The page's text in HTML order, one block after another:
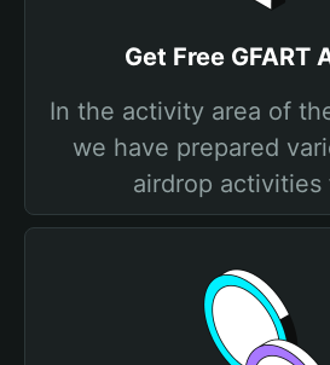
Get Free GFART
In the activity area of
we have prepared
airdrop activities